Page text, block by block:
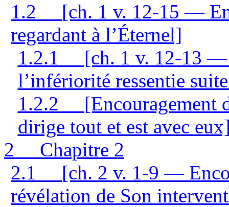
1.2
[ch. 1 v. 12-15 —
regardant à l’Éternel]
1.2.1
[ch. 1 v. 12-13
l’infériorité ressentie
1.2.2
[Encouragement
dirige tout et est avec
2
Chapitre 2
2.1
[ch. 2 v. 1-9 —
révélation de Son